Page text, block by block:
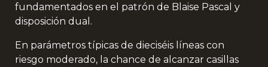
fundamentados en el patrón de Blaise Pascal y
disposición dual.
En parámetros típicas de dieciséis líneas con
riesgo moderado, la chance de alcanzar casillas